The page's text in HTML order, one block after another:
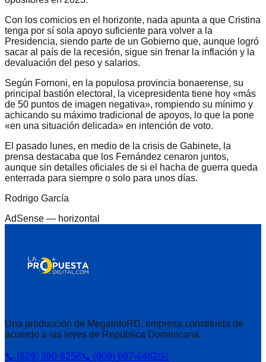
Con los comicios en el horizonte, nada apunta a que Cristina
tenga por sí sola apoyo suficiente para volver a la
Presidencia, siendo parte de un Gobierno que, aunque logró
sacar al país de la recesión, sigue sin frenar la inflación y la
devaluación del peso y salarios.
Según Fornoni, en la populosa provincia bonaerense, su
principal bastión electoral, la vicepresidenta tiene hoy «más
de 50 puntos de imagen negativa», rompiendo su mínimo y
achicando su máximo tradicional de apoyos, lo que la pone
«en una situación delicada» en intención de voto.
El pasado lunes, en medio de la crisis de Gabinete, la
prensa destacaba que los Fernández cenaron juntos,
aunque sin detalles oficiales de si el hacha de guerra queda
enterrada para siempre o solo para unos días.
Rodrigo García
AdSense — horizontal
Una producción de MegainfoRD, empresa constituida de
acuerdo a las leyes de República Dominicana.
📞 (829) 390-8258📞 (809) 697-6462✉️